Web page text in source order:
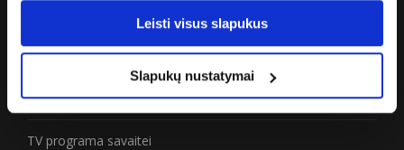
Leisti visus slapukus
Slapukų nustatymai
Naudinga
Greičio matuoklė
TV programa savaitei